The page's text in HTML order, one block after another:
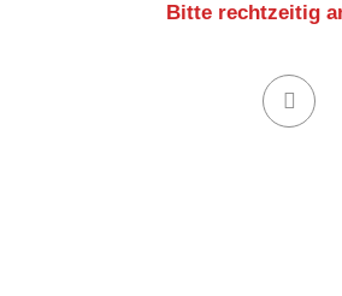
Bitte rechtzeitig